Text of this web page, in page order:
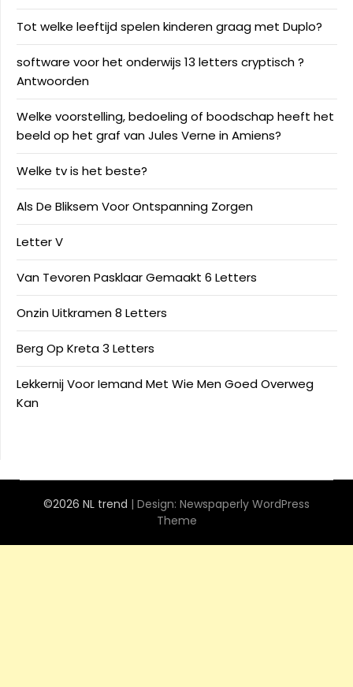
Tot welke leeftijd spelen kinderen graag met Duplo?
software voor het onderwijs 13 letters cryptisch ?
Antwoorden
Welke voorstelling, bedoeling of boodschap heeft het
beeld op het graf van Jules Verne in Amiens?
Welke tv is het beste?
Als De Bliksem Voor Ontspanning Zorgen
Letter V
Van Tevoren Pasklaar Gemaakt 6 Letters
Onzin Uitkramen 8 Letters
Berg Op Kreta 3 Letters
Lekkernij Voor Iemand Met Wie Men Goed Overweg
Kan
©2026 NL trend | Design: Newspaperly WordPress
Theme